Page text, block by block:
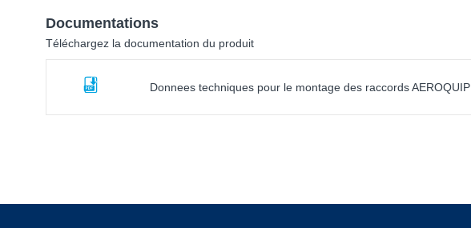
Documentations
Téléchargez la documentation du produit
Donnees techniques pour le montage des raccords AEROQUIP